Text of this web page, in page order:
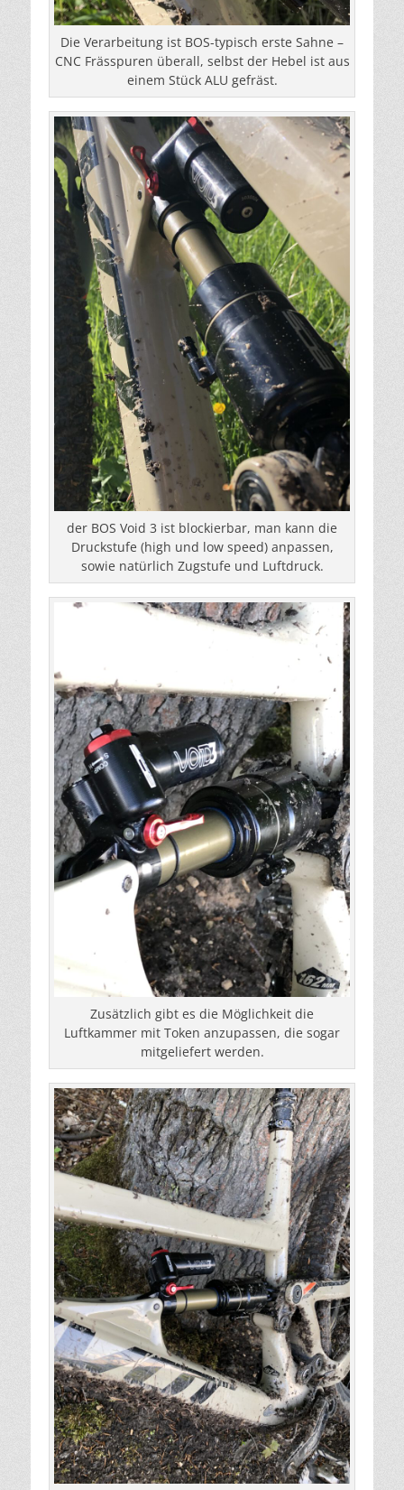
Die Verarbeitung ist BOS-typisch erste Sahne –
CNC Frässpuren überall, selbst der Hebel ist aus
einem Stück ALU gefräst.
der BOS Void 3 ist blockierbar, man kann die
Druckstufe (high und low speed) anpassen,
sowie natürlich Zugstufe und Luftdruck.
Zusätzlich gibt es die Möglichkeit die
Luftkammer mit Token anzupassen, die sogar
mitgeliefert werden.